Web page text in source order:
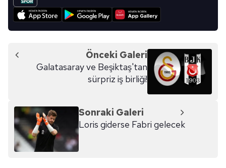
Önceki Galeri
Galatasaray ve Beşiktaş'tan
sürpriz iş birliği!
Sonraki Galeri
Loris giderse Fabri gelecek